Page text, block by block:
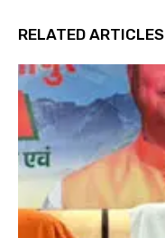
RELATED ARTICLES